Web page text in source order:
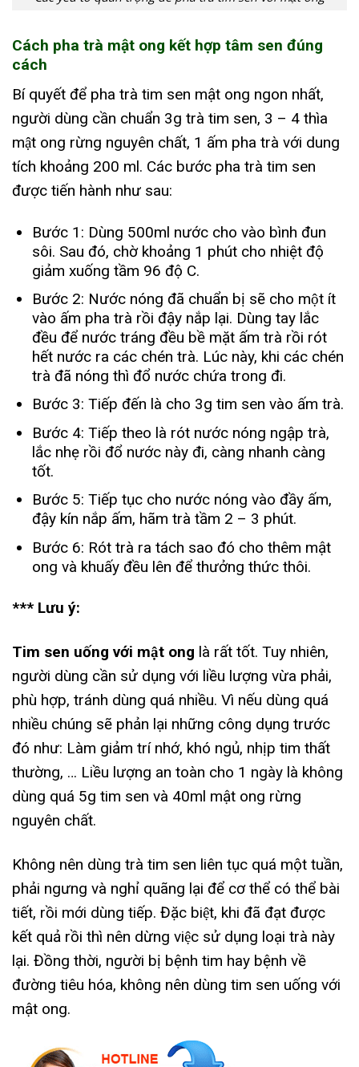
Cách pha trà mật ong kết hợp tâm sen đúng
cách
Bí quyết để pha trà tim sen mật ong ngon nhất,
người dùng cần chuẩn 3g trà tim sen, 3 – 4 thìa
mật ong rừng nguyên chất, 1 ấm pha trà với dung
tích khoảng 200 ml. Các bước pha trà tim sen
được tiến hành như sau:
Bước 1: Dùng 500ml nước cho vào bình đun
sôi. Sau đó, chờ khoảng 1 phút cho nhiệt độ
giảm xuống tầm 96 độ C.
Bước 2: Nước nóng đã chuẩn bị sẽ cho một ít
vào ấm pha trà rồi đậy nắp lại. Dùng tay lắc
đều để nước tráng đều bề mặt ấm trà rồi rót
hết nước ra các chén trà. Lúc này, khi các chén
trà đã nóng thì đổ nước chứa trong đi.
Bước 3: Tiếp đến là cho 3g tim sen vào ấm trà.
Bước 4: Tiếp theo là rót nước nóng ngập trà,
lắc nhẹ rồi đổ nước này đi, càng nhanh càng
tốt.
Bước 5: Tiếp tục cho nước nóng vào đầy ấm,
đậy kín nắp ấm, hãm trà tầm 2 – 3 phút.
Bước 6: Rót trà ra tách sao đó cho thêm mật
ong và khuấy đều lên để thưởng thức thôi.
*** Lưu ý:
Tim sen uống với mật ong là rất tốt. Tuy nhiên,
người dùng cần sử dụng với liều lượng vừa phải,
phù hợp, tránh dùng quá nhiều. Vì nếu dùng quá
nhiều chúng sẽ phản lại những công dụng trước
đó như: Làm giảm trí nhớ, khó ngủ, nhịp tim thất
thường, … Liều lượng an toàn cho 1 ngày là không
dùng quá 5g tim sen và 40ml mật ong rừng
nguyên chất.
Không nên dùng trà tim sen liên tục quá một tuần,
phải ngưng và nghỉ quãng lại để cơ thể có thể bài
tiết, rồi mới dùng tiếp. Đặc biệt, khi đã đạt được
kết quả rồi thì nên dừng việc sử dụng loại trà này
lại. Đồng thời, người bị bệnh tim hay bệnh về
đường tiêu hóa, không nên dùng tim sen uống với
mật ong.